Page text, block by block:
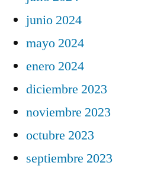
junio 2024
mayo 2024
enero 2024
diciembre 2023
noviembre 2023
octubre 2023
septiembre 2023